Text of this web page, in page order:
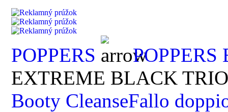
POPPERS
EXTREME BLACK
Booty CleanseFallo